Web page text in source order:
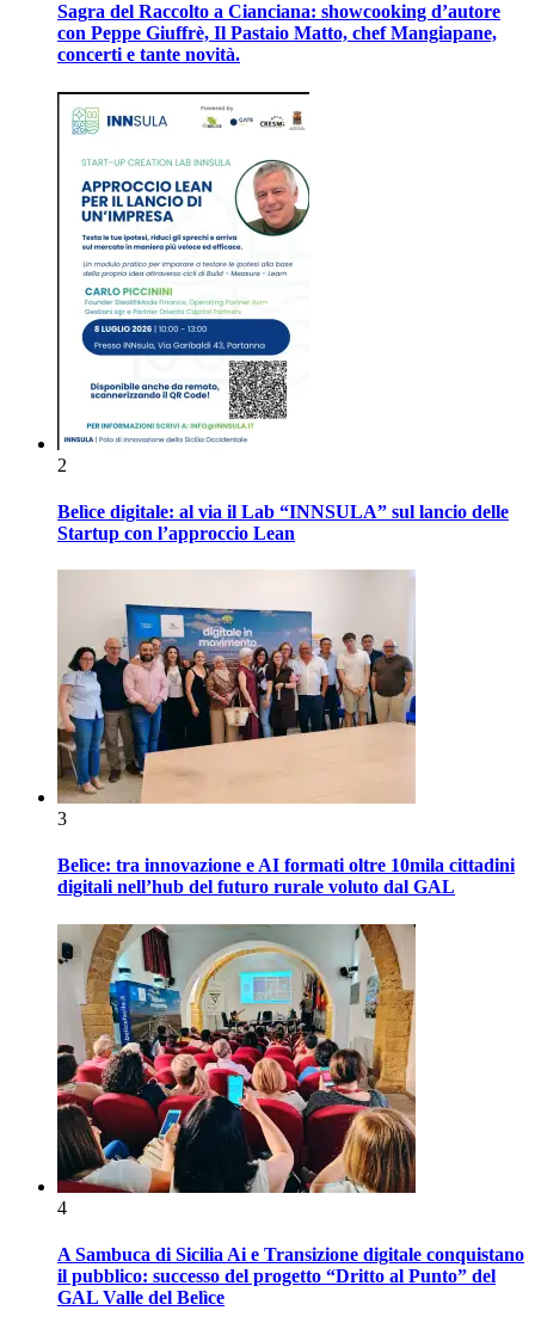
Sagra del Raccolto a Cianciana: showcooking d’autore
con Peppe Giuffrè, Il Pastaio Matto, chef Mangiapane,
concerti e tante novità.
2
Belìce digitale: al via il Lab “INNSULA” sul lancio delle
Startup con l’approccio Lean
3
Belìce: tra innovazione e AI formati oltre 10mila cittadini
digitali nell’hub del futuro rurale voluto dal GAL
4
A Sambuca di Sicilia Ai e Transizione digitale conquistano
il pubblico: successo del progetto “Dritto al Punto” del
GAL Valle del Belìce